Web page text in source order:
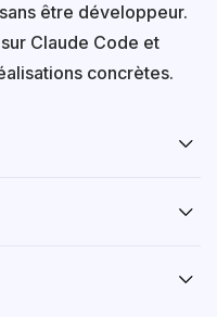
être développeur.
Claude Code et
concrètes.